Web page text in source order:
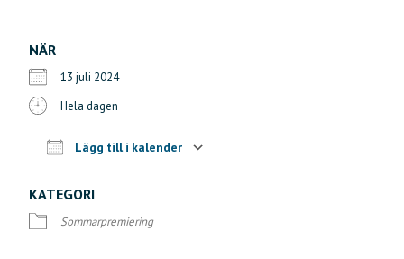
NÄR
13 juli 2024
Hela dagen
Lägg till i kalender
KATEGORI
Sommarpremiering